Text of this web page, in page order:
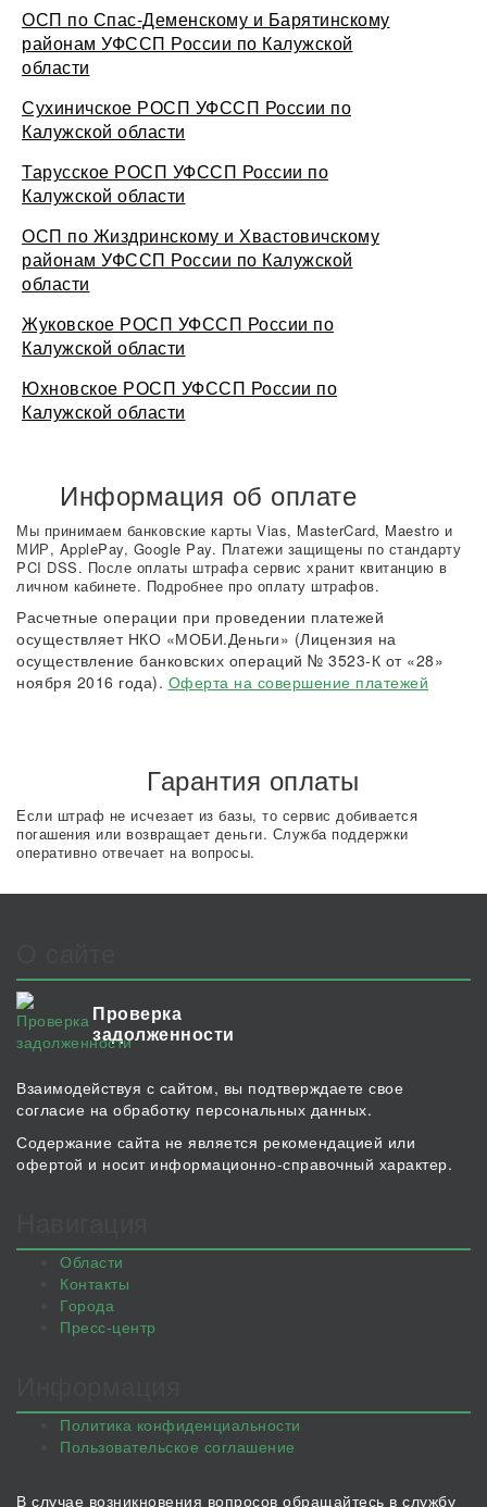
ОСП по Спас-Деменскому и Барятинскому
районам УФССП России по Калужской
области
Сухиничское РОСП УФССП России по
Калужской области
Тарусское РОСП УФССП России по
Калужской области
ОСП по Жиздринскому и Хвастовичскому
районам УФССП России по Калужской
области
Жуковское РОСП УФССП России по
Калужской области
Юхновское РОСП УФССП России по
Калужской области
Информация об оплате
Мы принимаем банковские карты Vias, MasterCard, Maestro и
МИР, ApplePay, Google Pay. Платежи защищены по стандарту
PCI DSS. После оплаты штрафа сервис хранит квитанцию в
личном кабинете. Подробнее про оплату штрафов.
Расчетные операции при проведении платежей
осуществляет НКО «МОБИ.Деньги» (Лицензия на
осуществление банковских операций № 3523-К от «28»
ноября 2016 года). Оферта на совершение платежей
Гарантия оплаты
Если штраф не исчезает из базы, то сервис добивается
погашения или возвращает деньги. Служба поддержки
оперативно отвечает на вопросы.
Проверка
задолженности
Взаимодействуя с сайтом, вы подтверждаете свое
согласие на обработку персональных данных.
Содержание сайта не является рекомендацией или
офертой и носит информационно-справочный характер.
Области
Контакты
Города
Пресс-центр
Политика конфиденциальности
Пользовательское соглашение
В случае возникновения вопросов обращайтесь в службу